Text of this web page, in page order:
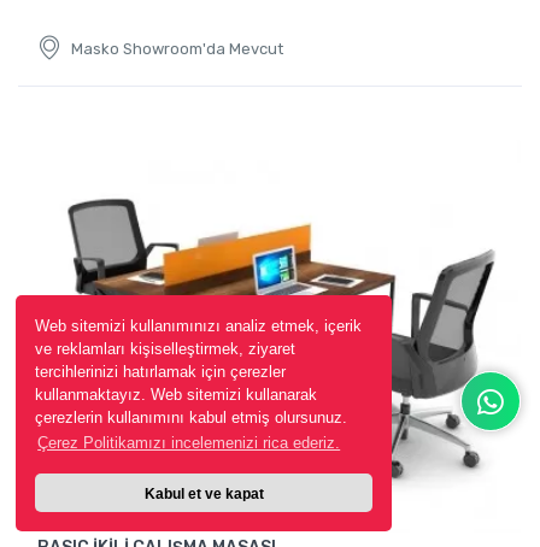
Masko Showroom'da Mevcut
Web sitemizi kullanımınızı analiz etmek, içerik
ve reklamları kişiselleştirmek, ziyaret
tercihlerinizi hatırlamak için çerezler
kullanmaktayız. Web sitemizi kullanarak
çerezlerin kullanımını kabul etmiş olursunuz.
Çerez Politikamızı incelemenizi rica ederiz.
Kabul et ve kapat